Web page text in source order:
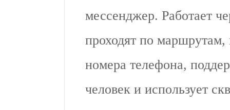
мессенджер. Работает
проходят по
номера телефона,
человек и использует